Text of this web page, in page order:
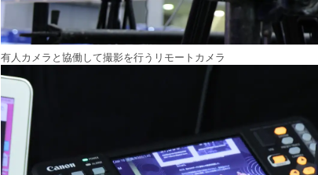
有人カメラと協働して撮影を行うリモートカメラ